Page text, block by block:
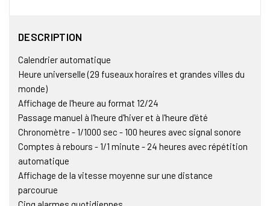
DESCRIPTION
Calendrier automatique
Heure universelle (29 fuseaux horaires et grandes villes du
monde)
Affichage de l'heure au format 12/24
Passage manuel à l'heure d'hiver et à l'heure d'été
Chronomètre - 1/1000 sec - 100 heures avec signal sonore
Comptes à rebours - 1/1 minute - 24 heures avec répétition
automatique
Affichage de la vitesse moyenne sur une distance
parcourue